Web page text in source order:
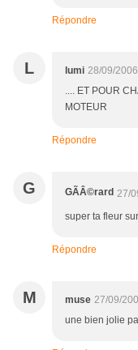
Répondre
L lumi 28/09/
.... ET POUR
MOTEUR
Répondre
G GÃÂ©rard 27/
super ta fleur
Répondre
M muse 27/09/
une bien jolie